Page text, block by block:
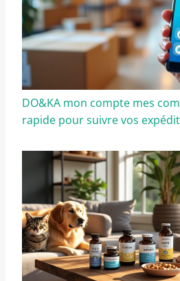
DO&KA mon compte mes
rapide pour suivre vos